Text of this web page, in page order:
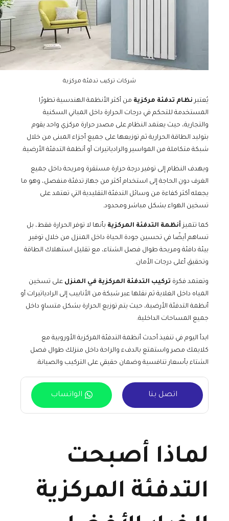
شركات تركيب تدفئة مركزية
يُعتبر نظام تدفئة مركزية من أكثر الأنظمة الهندسية تطورًا
المستخدمة للتحكم في درجات الحرارة داخل المباني السكنية
والتجارية، حيث يعتمد النظام على مصدر حرارة مركزي واحد يقوم
بتوليد الطاقة الحرارية ثم توزيعها على جميع أجزاء المبنى من خلال
شبكة متكاملة من المواسير والرادياتيرات أو أنظمة التدفئة الأرضية.
ويهدف النظام إلى توفير درجة حرارة مستقرة ومريحة داخل جميع
الغرف دون الحاجة إلى استخدام أكثر من جهاز تدفئة منفصل، وهو ما
يجعله أكثر كفاءة من وسائل التدفئة التقليدية التي تعتمد على
تسخين الهواء بشكل مباشر ومحدود.
كما تتميز أنظمة التدفئة المركزية بأنها لا توفر الحرارة فقط، بل
تساهم أيضًا في تحسين جودة الحياة داخل المنزل من خلال توفير
بيئة دافئة ومريحة طوال فصل الشتاء، مع تقليل استهلاك الطاقة
وتحقيق أعلى درجات الأمان.
وتعتمد فكرة تركيب التدفئة المركزية في المنزل على تسخين
المياه داخل الغلاية ثم نقلها عبر شبكة من الأنابيب إلى الرادياتيرات أو
أنظمة التدفئة الأرضية، حيث يتم توزيع الحرارة بشكل متساوٍ داخل
جميع المساحات الداخلية.
ابدأ اليوم في تنفيذ أحدث أنظمة التدفئة المركزية الأوروبية مع
كلايمك مصر واستمتع بالدفء والراحة داخل منزلك طوال فصل
الشتاء بأسعار تنافسية وضمان حقيقي على التركيب والصيانة.
اتصل بنا الواتساب
لماذا أصبحت
التدفئة المركزية